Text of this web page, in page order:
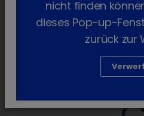
lock_outline
nicht finden
dieses Pop-up-
zurück zur